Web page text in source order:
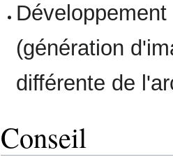
(génération
différente de
Conseil